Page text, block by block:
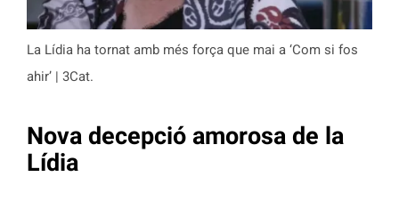
La Lídia ha tornat amb més força que mai a ‘Com si fos
ahir’ | 3Cat.
Nova decepció amorosa de la
Lídia